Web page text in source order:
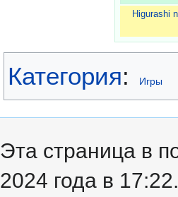
Higurashi
Категория: Игры
Эта страница в
2024 года в 17:22.